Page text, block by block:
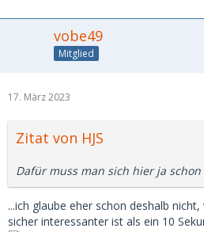
vobe49
Mitglied
17. März 2023
Zitat von HJS
Dafür muss man sich hier ja
...ich glaube eher schon deshalb
sicher interessanter ist als ein 10